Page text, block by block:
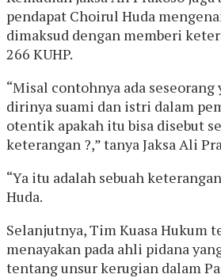
pendapat Choirul Huda
dimaksud dengan memberi
266 KUHP.
“Misal contohnya ada
dirinya suami dan istri dalam
otentik apakah itu bisa disebut
keterangan ?,” tanya Jaksa Ali
“Ya itu adalah sebuah
Huda.
Selanjutnya, Tim Kuasa Hukum
menayakan pada ahli pidana
tentang unsur kerugian dalam